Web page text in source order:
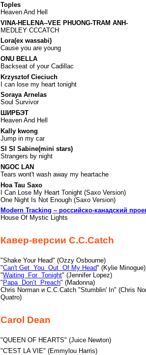
Toples
Heaven And Hell
VINA-HELENA--VEE PHUONG-TRAM ANH-
MEDLEY CCCATCH
Lora(ex wassabi)
Cause you are young
ONU BELLA
Backseat of your Cadillac
Krzysztof Cieciuch
I can lose my heart tonight
Soraya Arnelas
Soul Survivor
ШИРБЭТ
Heaven And Hell
Kally kwong
Jump in my car
SI SI Sabine(mini stars)
Strangers by night
NGOC LAN
Tears wont't wash away my heartache
Hoa Tau Saxo
I Can Lose My Heart Tonight (Saxo Version)
One Night Is Not Enough (Saxo Version)
Modern Tracking – российско-канадский
House Of Mystic Lights
Кавер-версии C.C.Catch
"Shake Your Head" (Ozzy Osbourne)
"Can't Get You Out Of My Head" (Kylie Minogue)
"Waiting For Tonight" (Jennifer Lopez)
" Papa Don’t Preach" (Madonna)
Chris Norman и C.C.Catch "Stumblin' In" (Chris
Quatro)
Carol Dean
"QUEEN OF HEARTS" (Juice Newton)
"C'EST LA VIE" (Emmylou Harris)